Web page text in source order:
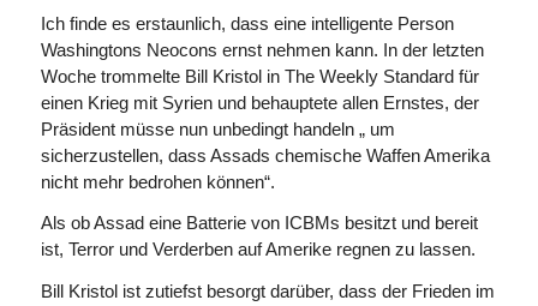
Ich finde es erstaunlich, dass eine intelligente Person
Washingtons Neocons ernst nehmen kann. In der letzten
Woche trommelte Bill Kristol in The Weekly Standardfür
einen Krieg mit Syrien und behauptete allen Ernstes, der
Präsident müsse nun unbedingt handeln „ um
sicherzustellen, dass Assads chemische Waffen Amerika
nicht mehr bedrohen können“.
Als ob Assad eine Batterie von ICBMs besitzt und bereit
ist, Terror und Verderben auf Amerike regnen zu lassen.
Bill Kristol ist zutiefst besorgt darüber, dass der Frieden im